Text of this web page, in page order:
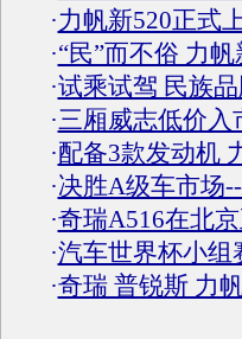
·力帆新520正式
·“民”而不俗 力
·试乘试驾 民族
·三厢威志低价入
·配备3款发动机
·决胜A级车市场
·奇瑞A516在北
·汽车世界杯小组
·奇瑞 普锐斯 力